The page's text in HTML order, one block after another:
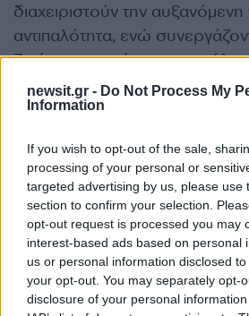
newsit.gr - Do Not Process My
Information
If you wish to opt-out of the sale,
processing of your personal or
targeted advertising by us, please use
section to confirm your selection.
opt-out request is processed you may
interest-based ads based on personal
us or personal information disclosed
your opt-out. You may separately opt-
disclosure of your personal
διαχειριστούν την αυξανόμενη
αντιπαλότητα, ενώ
ζητήματα παγκόσμιας
ΔΙΑΦΗΜΙΣΗ